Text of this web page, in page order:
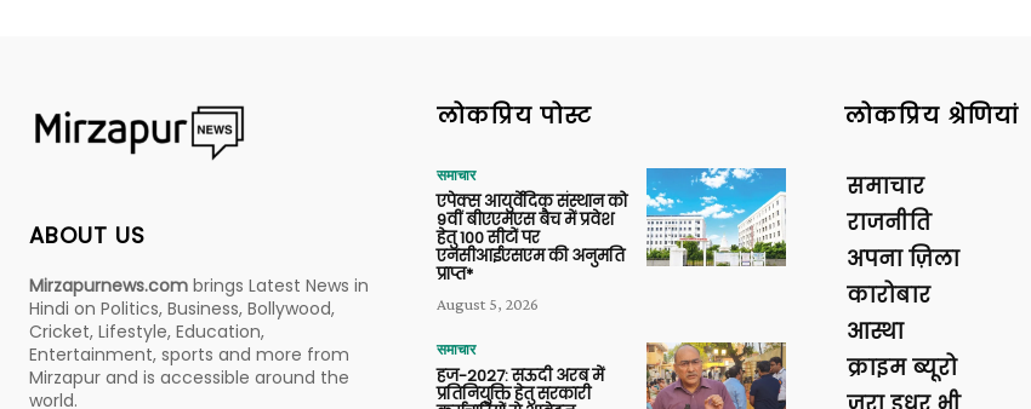
ABOUT US
Mirzapurnews.com brings Latest News in
Hindi on Politics, Business, Bollywood,
Cricket, Lifestyle, Education,
Entertainment, sports and more from
Mirzapur and is accessible around the
world.
लोकप्रिय पोस्ट
समाचार
एपेक्स आयुर्वेदिक संस्थान को
9वीं बीएएमएस बैच में प्रवेश
हेतु 100 सीटों पर
एनसीआईएसएम की अनुमति
प्राप्त*
August 5, 2026
समाचार
हज-2027: सऊदी अरब में
प्रतिनियुक्ति हेतु सरकारी
लोकप्रिय श्रेणियां
समाचार
राजनीति
अपना ज़िला
कारोबार
आस्था
क्राइम ब्यूरो